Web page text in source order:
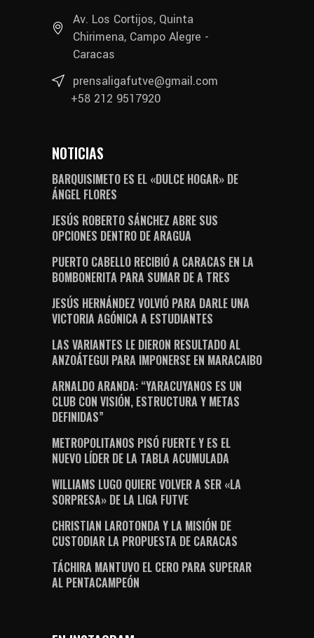
Av. Los Cortijos, Quinta
Chirimena, Campo Alegre -
Caracas
prensaligafutve@gmail.com
+58 212 9517920
NOTICIAS
BARQUISIMETO ES EL «DULCE HOGAR» DE
ÁNGEL FLORES
JESÚS ROBERTO SÁNCHEZ ABRE SUS
OPCIONES DENTRO DE ARAGUA
PUERTO CABELLO RECIBIÓ A CARACAS EN LA
BOMBONERITA PARA SUMAR DE A TRES
JESÚS HERNÁNDEZ VOLVIÓ PARA DARLE UNA
VICTORIA AGÓNICA A ESTUDIANTES
LAS VARIANTES LE DIERON RESULTADO AL
ANZOÁTEGUI PARA IMPONERSE EN MARACAIBO
ARNALDO ARANDA: “YARACUYANOS ES UN
CLUB CON VISIÓN, ESTRUCTURA Y METAS
DEFINIDAS”
METROPOLITANOS PISÓ FUERTE Y ES EL
NUEVO LÍDER DE LA TABLA ACUMULADA
WILLIAMS LUGO QUIERE VOLVER A SER «LA
SORPRESA» DE LA LIGA FUTVE
CHRISTIAN LAROTONDA Y LA MISIÓN DE
CUSTODIAR LA PROPUESTA DE CARACAS
TÁCHIRA MANTUVO EL CERO PARA SUPERAR
AL PENTACAMPEÓN